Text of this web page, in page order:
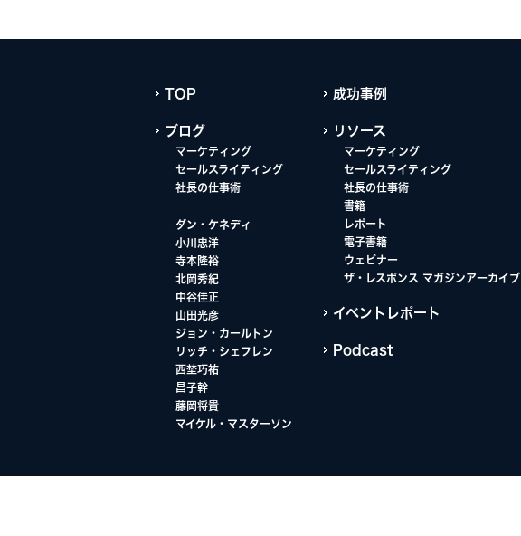
TOP
ブログ
マーケティング
セールスライティング
社長の仕事術
ダン・ケネディ
小川忠洋
寺本隆裕
北岡秀紀
中谷佳正
山田光彦
ジョン・カールトン
リッチ・シェフレン
西埜巧祐
昌子幹
藤岡将貴
マイケル・マスターソン
成功事例
リソース
マーケティング
セールスライティング
社長の仕事術
書籍
レポート
電子書籍
ウェビナー
ザ・レスポンス マガジンアーカイブ
イベントレポート
Podcast